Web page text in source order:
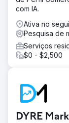
com IA.
Ativa no
Pesquisa de
Serviços
$0 - $2,500
DYRE